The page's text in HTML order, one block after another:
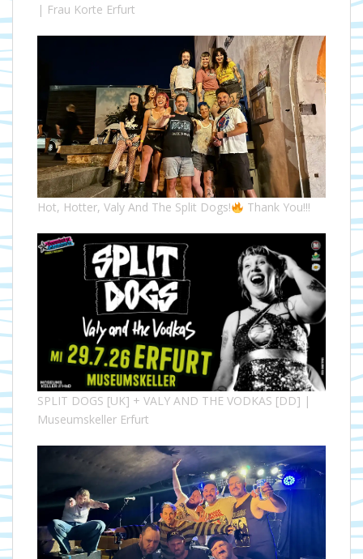
| Frau Korte Erfurt
Hot, Hotter, Valy And The Split Dogs! Thank You!!!
SPLIT DOGS [UK] + VALY AND THE VODKAS [DD] |
Museumskeller Erfurt